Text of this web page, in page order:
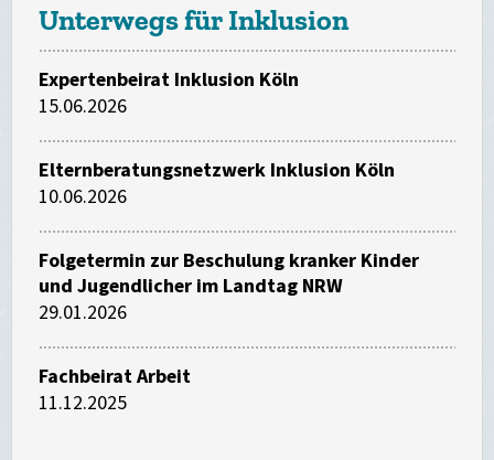
Unterwegs für Inklusion
Expertenbeirat Inklusion Köln
15.06.2026
Elternberatungsnetzwerk Inklusion Köln
10.06.2026
Folgetermin zur Beschulung kranker Kinder
und Jugendlicher im Landtag NRW
29.01.2026
Fachbeirat Arbeit
11.12.2025